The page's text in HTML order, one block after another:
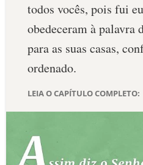
SALMO DO DIA
DEVOCIONAL DIÁRIO
ESBOÇOS DE PREGAÇÃO
todos vocês, pois fui
obedeceram à palavra
para as suas casas,
ordenado.
LEIA O CAPÍTULO COMPLETO: